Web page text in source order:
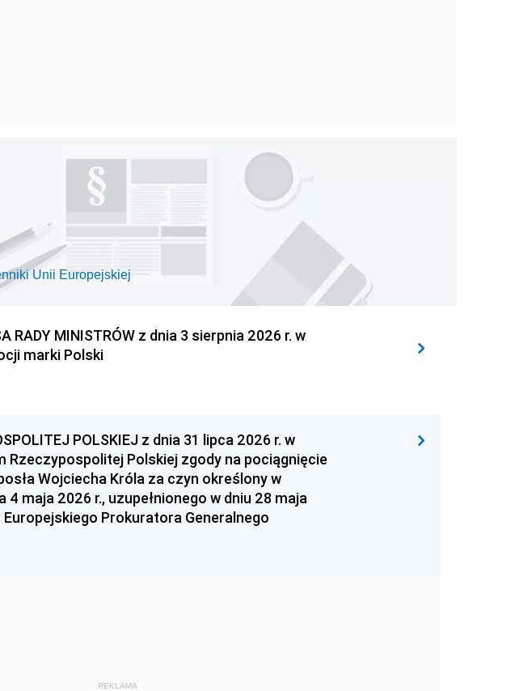
Unii Europejskiej
RADY MINISTRÓW z dnia 3 sierpnia 2026 r. w
marki Polski
POLSKIEJ z dnia 31 lipca 2026 r. w
Rzeczypospolitej Polskiej zgody na pociągnięcie
Wojciecha Króla za czyn określony w
maja 2026 r., uzupełnionego w dniu 28 maja
Prokuratora Generalnego
REKLAMA